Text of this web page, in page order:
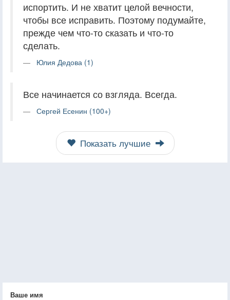
испортить. И не хватит целой вечности,
чтобы все исправить. Поэтому подумайте,
прежде чем что-то сказать и что-то
сделать.
Юлия Дедова (1)
Все начинается со взгляда. Всегда.
Сергей Есенин (100+)
Показать лучшие
Ваше имя